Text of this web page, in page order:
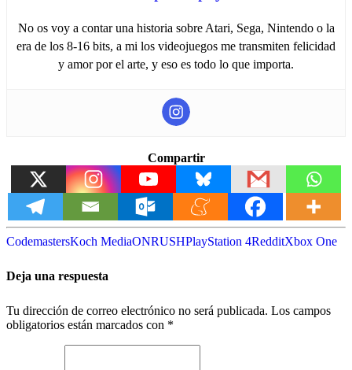
No os voy a contar una historia sobre Atari, Sega, Nintendo o la
era de los 8-16 bits, a mi los videojuegos me transmiten felicidad
y amor por el arte, y eso es todo lo que importa.
Compartir
CodemastersKoch MediaONRUSHPlayStation 4RedditXbox One
Deja una respuesta
Tu dirección de correo electrónico no será publicada. Los campos
obligatorios están marcados con *